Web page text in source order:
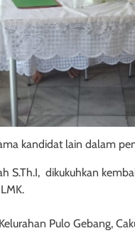
kandidat lain dalam
S.Th.I, dikukuhkan
Pulo Gebang,